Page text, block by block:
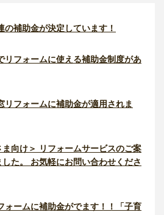
補助金が決定しています！
リフォームに使える補助金制度があ
フォームに補助金が適用されま
向け＞ リフォームサービスのご案
た。 お気軽にお問い合わせくださ
ォームに補助金がでます！！「子育